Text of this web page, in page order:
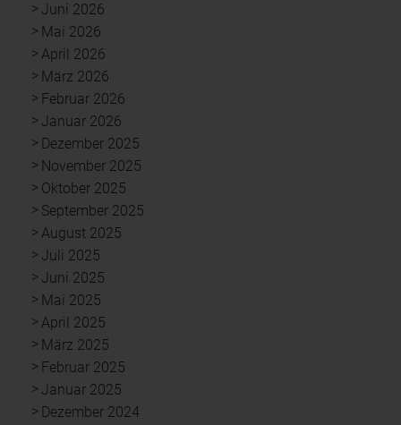
Juni 2026
Mai 2026
April 2026
März 2026
Februar 2026
Januar 2026
Dezember 2025
November 2025
Oktober 2025
September 2025
August 2025
Juli 2025
Juni 2025
Mai 2025
April 2025
März 2025
Februar 2025
Januar 2025
Dezember 2024